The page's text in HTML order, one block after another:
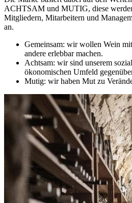
ACHTSAM und MUTIG, diese
Mitgliedern, Mitarbeitern und
an.
Gemeinsam: wir wollen Wein
andere erlebbar machen.
Achtsam: wir sind unserem
ökonomischen Umfeld
Mutig: wir haben Mut zu